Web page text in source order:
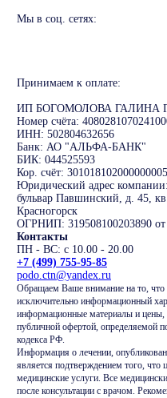
Мы в соц. сетях:
Принимаем к оплате:
ИП БОГОМОЛОВА ГАЛИНА
Номер счёта:
ИНН: 502804632656
Банк: АО "АЛЬФА-БАНК"
БИК: 044525593
Кор. счёт:
Юридический адрес компании:
бульвар Павшинский, д. 45,
Красногорск
ОГРНИП: 319508100203890 от
Контакты
ПН - ВС: с 10.00 - 20.00
+7 (499) 755-95-85
podo.ctn@yandex.ru
Обращаем Ваше внимание на то, что
исключительно информационный
информационные материалы и цены,
публичной офертой, определяемой
кодекса РФ.
Информация о лечении,
является подтверждением того, что
медицинские услуги. Все
после консультации с врачом.